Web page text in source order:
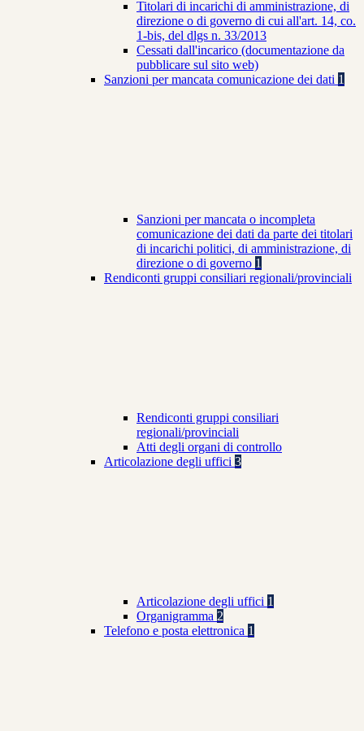
Titolari di incarichi di amministrazione, di
direzione o di governo di cui all'art. 14, co.
1-bis, del dlgs n. 33/2013
Cessati dall'incarico (documentazione da
pubblicare sul sito web)
Sanzioni per mancata comunicazione dei dati 1
Sanzioni per mancata o incompleta
comunicazione dei dati da parte dei titolari
di incarichi politici, di amministrazione, di
direzione o di governo 1
Rendiconti gruppi consiliari regionali/provinciali
Rendiconti gruppi consiliari
regionali/provinciali
Atti degli organi di controllo
Articolazione degli uffici 3
Articolazione degli uffici 1
Organigramma 2
Telefono e posta elettronica 1